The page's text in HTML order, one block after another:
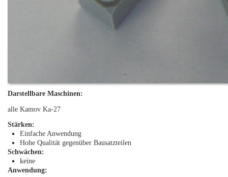
Darstellbare Maschinen:
alle Kamov Ka-27
Stärken:
Einfache Anwendung
Hohe Qualität gegenüber Bausatzteilen
Schwächen:
keine
Anwendung: